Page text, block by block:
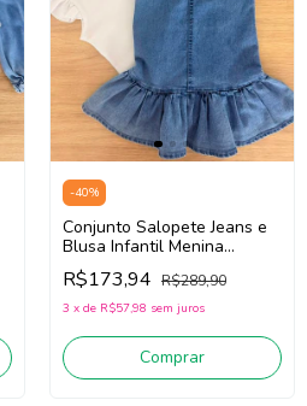
-40%
Conjunto Salopete Jeans e
Blusa Infantil Menina
Gabriela Aquarela 261010
(Jeans Médio/Branco)
R$173,94 R$289,90
3 x de R$57,98 sem juros
Comprar